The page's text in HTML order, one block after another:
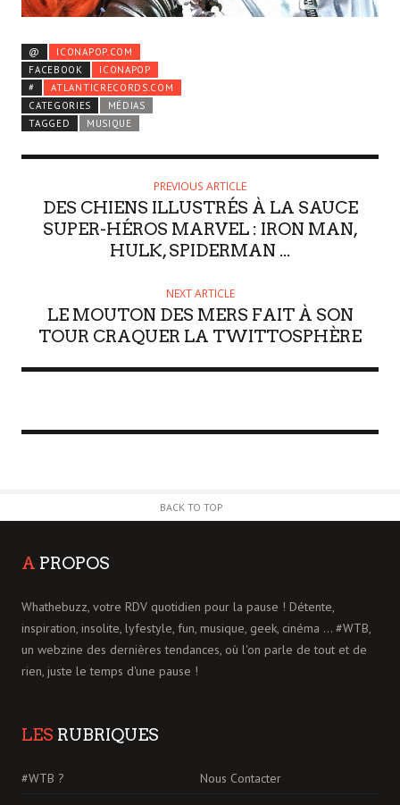
@
ICONAPOP.COM
FACEBOOK
ICONAPOP
#
ATLANTICRECORDS.COM
CATEGORIES
MÉDIAS
TAGGED
MUSIQUE
PREVIOUS ARTICLE
DES CHIENS ILLUSTRÉS À LA SAUCE
SUPER-HÉROS MARVEL : IRON MAN,
HULK, SPIDERMAN ...
NEXT ARTICLE
LE MOUTON DES MERS FAIT À SON
TOUR CRAQUER LA TWITTOSPHÈRE
BACK TO TOP
A PROPOS
Whathebuzz, votre RDV quotidien pour la pause ! Détente,
inspiration, insolite, lyfestyle, fun, musique, geek, cinéma ... #WTB,
un webzine des dernières tendances, où l'on parle de tout et de
rien, juste le temps d'une pause !
LES RUBRIQUES
#WTB ?
Nous Contacter